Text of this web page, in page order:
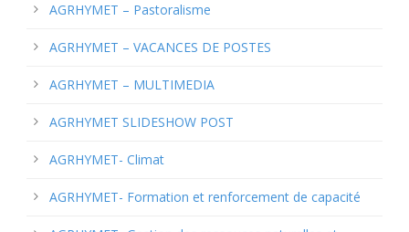
AGRHYMET – Pastoralisme
AGRHYMET – VACANCES DE POSTES
AGRHYMET – MULTIMEDIA
AGRHYMET SLIDESHOW POST
AGRHYMET- Climat
AGRHYMET- Formation et renforcement de capacité